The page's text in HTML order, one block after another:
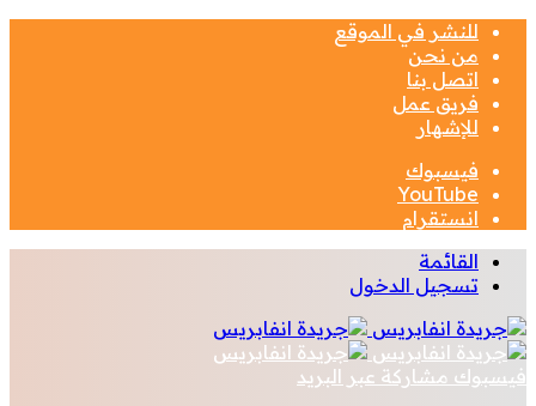
للنشر في الموقع
من نحن
اتصل بنا
فريق عمل
للإشهار
فيسبوك
‫YouTube
انستقرام
القائمة
تسجيل الدخول
فيسبوك مشاركة عبر البريد